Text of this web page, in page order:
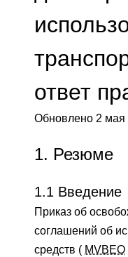
ответ
Обновлено 2 мая
1. Резюме
1.1 Введение
Приказ об
соглашений об
средств ( MVBEO